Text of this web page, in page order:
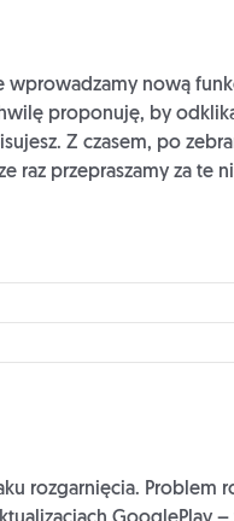
wprowadzamy nową
proponuję, by
Z czasem, po
raz przepraszamy za te
rozgarnięcia. Problem